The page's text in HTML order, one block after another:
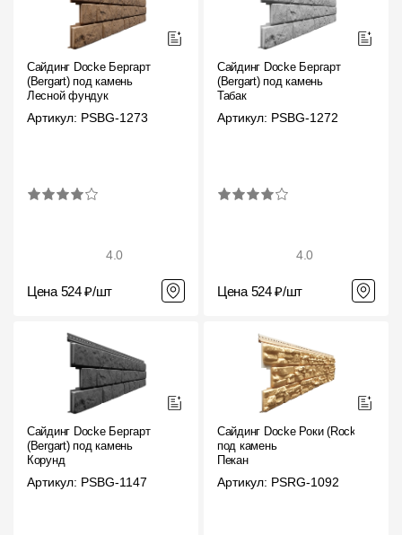
Сайдинг Docke Бергарт
(Bergart) под камень
Лесной фундук
Артикул: PSBG-1273
4.0
Цена 524 ₽/шт
Сайдинг Docke Бергарт
(Bergart) под камень
Табак
Артикул: PSBG-1272
4.0
Цена 524 ₽/шт
Сайдинг Docke Бергарт
(Bergart) под камень
Корунд
Артикул: PSBG-1147
Сайдинг Docke Роки (Rocky)
под камень
Пекан
Артикул: PSRG-1092